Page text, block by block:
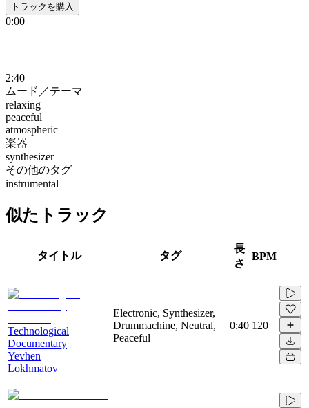
トラックを購入
0:00
2:40
ムード／テーマ
relaxing
peaceful
atmospheric
楽器
synthesizer
その他のタグ
instrumental
似たトラック
タイトル タグ
長
さ
BPM
Technological
Documentary
Yevhen
Lokhmatov
Electronic, Synthesizer,
Drummachine, Neutral,
Peaceful
0:40 120